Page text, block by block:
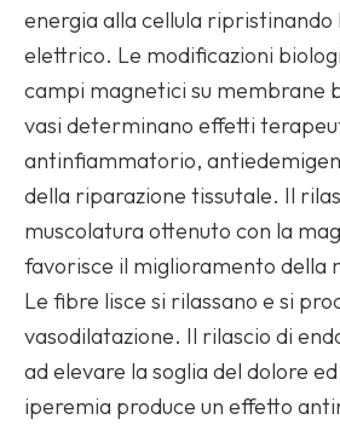
energia alla cellula ripristinando
elettrico. Le modificazioni
campi magnetici su membrane
vasi determinano effetti
antinfiammatorio,
della riparazione tissutale. Il
muscolatura ottenuto con la
favorisce il miglioramento della
Le fibre lisce si rilassano e si
vasodilatazione. Il rilascio di
ad elevare la soglia del dolore
iperemia produce un effetto